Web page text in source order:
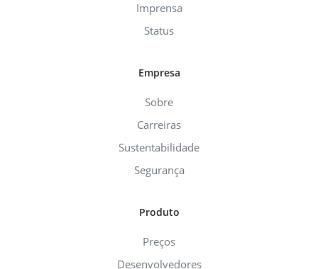
Imprensa
Status
Empresa
Sobre
Carreiras
Sustentabilidade
Segurança
Produto
Preços
Desenvolvedores